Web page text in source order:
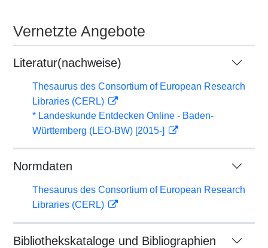
Vernetzte Angebote
Literatur(nachweise)
Thesaurus des Consortium of European Research
Libraries (CERL)
* Landeskunde Entdecken Online - Baden-
Württemberg (LEO-BW) [2015-]
Normdaten
Thesaurus des Consortium of European Research
Libraries (CERL)
Bibliothekskataloge und Bibliographien